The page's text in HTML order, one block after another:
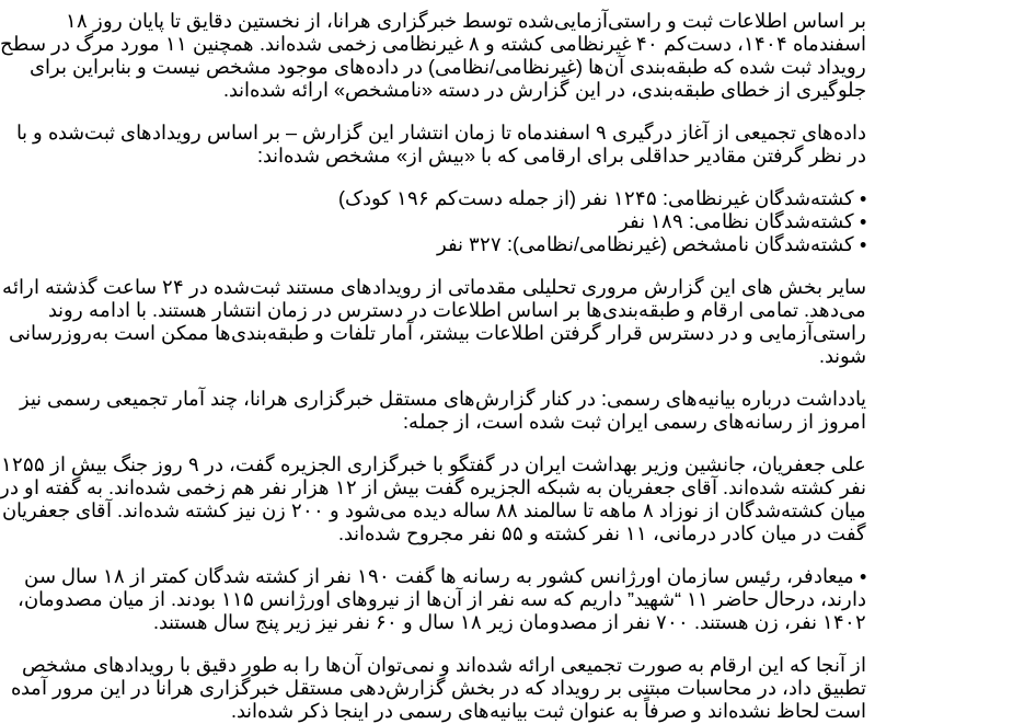
بر اساس اطلاعات ثبت و راستی‌آزمایی‌شده توسط خبرگزاری هرانا، از نخستین دقایق تا پایان روز ۱۸
اسفندماه ۱۴۰۴، دست‌کم ۴۰ غیرنظامی کشته و ۸ غیرنظامی زخمی شده‌اند. همچنین ۱۱ مورد مرگ در سطح
رویداد ثبت شده که طبقه‌بندی آن‌ها (غیرنظامی/نظامی) در داده‌های موجود مشخص نیست و بنابراین برای
جلوگیری از خطای طبقه‌بندی، در این گزارش در دسته «نامشخص» ارائه شده‌اند.
داده‌های تجمیعی از آغاز درگیری ۹ اسفندماه تا زمان انتشار این گزارش – بر اساس رویدادهای ثبت‌شده و با
در نظر گرفتن مقادیر حداقلی برای ارقامی که با «بیش از» مشخص شده‌اند:
• کشته‌شدگان غیرنظامی: ۱۲۴۵ نفر (از جمله دست‌کم ۱۹۶ کودک)
• کشته‌شدگان نظامی: ۱۸۹ نفر
• کشته‌شدگان نامشخص (غیرنظامی/نظامی): ۳۲۷ نفر
سایر بخش های این گزارش مروری تحلیلی مقدماتی از رویدادهای مستند ثبت‌شده در ۲۴ ساعت گذشته ارائه
می‌دهد. تمامی ارقام و طبقه‌بندی‌ها بر اساس اطلاعات در دسترس در زمان انتشار هستند. با ادامه روند
راستی‌آزمایی و در دسترس قرار گرفتن اطلاعات بیشتر، آمار تلفات و طبقه‌بندی‌ها ممکن است به‌روزرسانی
شوند.
یادداشت درباره بیانیه‌های رسمی: در کنار گزارش‌های مستقل خبرگزاری هرانا، چند آمار تجمیعی رسمی نیز
امروز از رسانه‌های رسمی ایران ثبت شده است، از جمله:
علی جعفریان، جانشین وزیر بهداشت ایران در گفتگو با خبرگزاری الجزیره گفت، در ۹ روز جنگ بیش از ۱۲۵۵
نفر کشته شده‌اند. آقای جعفریان به شبکه الجزیره گفت بیش از ۱۲ هزار نفر هم زخمی شده‌اند. به گفته او در
میان کشته‌شدگان از نوزاد ۸ ماهه تا سالمند ۸۸ ساله دیده می‌شود و ۲۰۰ زن نیز کشته شده‌اند. آقای جعفریان
گفت در میان کادر درمانی، ۱۱ نفر کشته و ۵۵ نفر مجروح شده‌اند.
• میعادفر، رئیس سازمان اورژانس کشور به رسانه ها گفت ۱۹۰ نفر از کشته شدگان کمتر از ۱۸ سال سن
دارند، درحال حاضر ۱۱ “شهید” داریم که سه نفر از آن‌ها از نیروهای اورژانس ۱۱۵ بودند. از میان مصدومان،
۱۴۰۲ نفر، زن هستند. ۷۰۰ نفر از مصدومان زیر ۱۸ سال و ۶۰ نفر نیز زیر پنج سال هستند.
از آنجا که این ارقام به صورت تجمیعی ارائه شده‌اند و نمی‌توان آن‌ها را به طور دقیق با رویدادهای مشخص
تطبیق داد، در محاسبات مبتنی بر رویداد که در بخش گزارش‌دهی مستقل خبرگزاری هرانا در این مرور آمده
است لحاظ نشده‌اند و صرفاً به عنوان ثبت بیانیه‌های رسمی در اینجا ذکر شده‌اند.